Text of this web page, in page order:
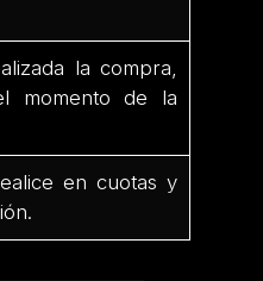
la compra,
momento de la
en cuotas y